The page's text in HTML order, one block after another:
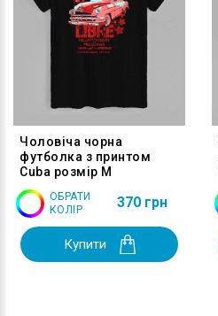
Чоловіча чорна
футболка з принтом
Cuba розмір M
ОБРАТИ
КОЛІР
370 грн
Купити